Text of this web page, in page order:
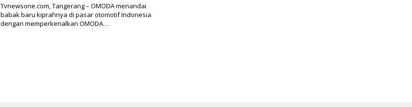
Tvnewsone.com, Tangerang – OMODA menandai
babak baru kiprahnya di pasar otomotif Indonesia
dengan memperkenalkan OMODA…